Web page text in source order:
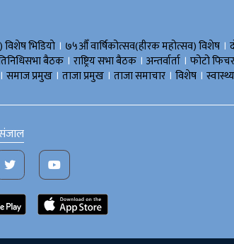
भिडियाे । ७५औँ वार्षिकोत्सव(हीरक महोत्सव) विशेष ।
बैठक । राष्ट्रिय सभा बैठक । अन्तर्वार्ता । फोटो फिचर
। समाज प्रमुख । ताजा प्रमुख । ताजा समाचार । विशेष ।